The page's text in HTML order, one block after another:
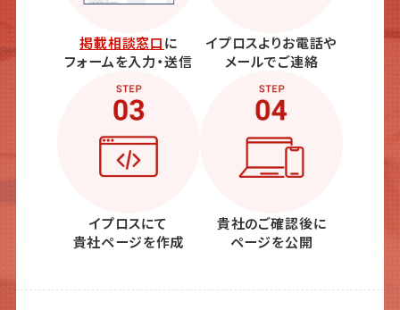
掲載相談窓口に
フォームを入力・送信
イプロスよりお電話や
メールでご連絡
イプロスにて
貴社ページを作成
貴社のご確認後に
ページを公開